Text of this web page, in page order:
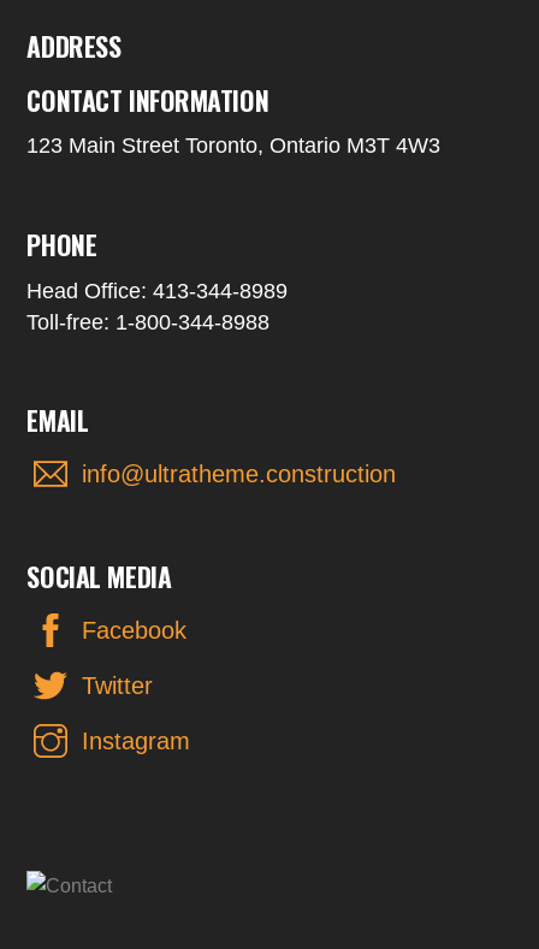
ADDRESS
CONTACT INFORMATION
123 Main Street Toronto, Ontario M3T 4W3
PHONE
Head Office: 413-344-8989
Toll-free: 1-800-344-8988
EMAIL
info@ultratheme.construction
SOCIAL MEDIA
Facebook
Twitter
Instagram